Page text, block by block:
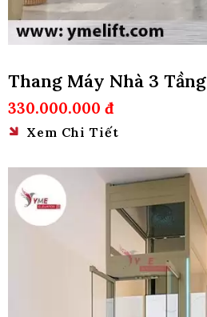
Thang Máy Nhà 3 Tầng
330.000.000 đ
Xem Chi Tiết